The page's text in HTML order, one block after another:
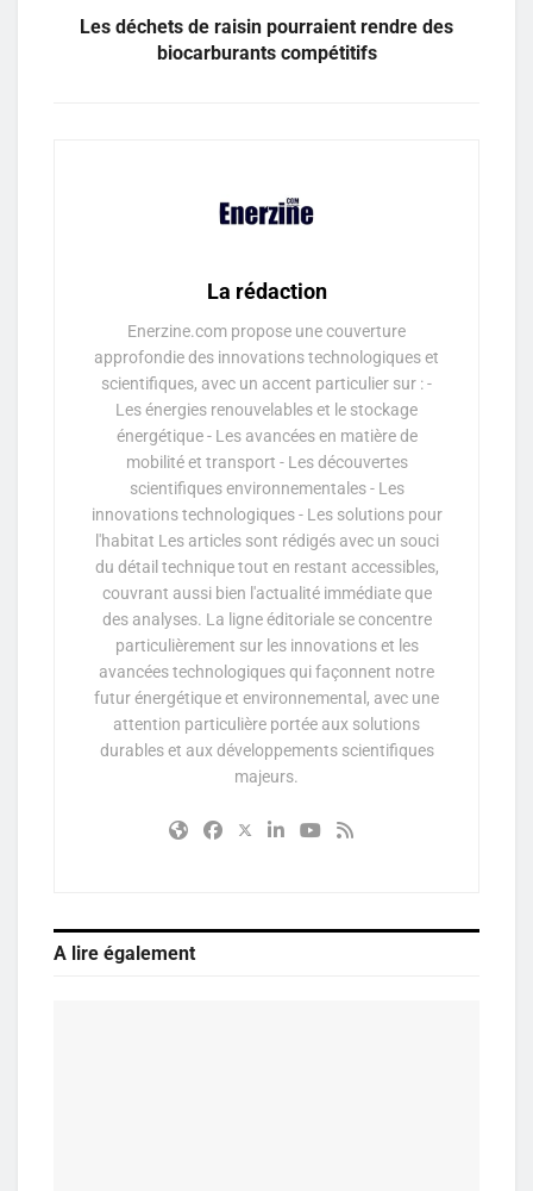
Les déchets de raisin pourraient rendre des
biocarburants compétitifs
La rédaction
Enerzine.com propose une couverture
approfondie des innovations technologiques et
scientifiques, avec un accent particulier sur : -
Les énergies renouvelables et le stockage
énergétique - Les avancées en matière de
mobilité et transport - Les découvertes
scientifiques environnementales - Les
innovations technologiques - Les solutions pour
l'habitat Les articles sont rédigés avec un souci
du détail technique tout en restant accessibles,
couvrant aussi bien l'actualité immédiate que
des analyses. La ligne éditoriale se concentre
particulièrement sur les innovations et les
avancées technologiques qui façonnent notre
futur énergétique et environnemental, avec une
attention particulière portée aux solutions
durables et aux développements scientifiques
majeurs.
A lire également